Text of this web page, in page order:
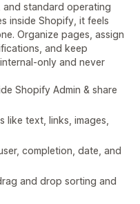
standard operating
inside Shopify, it feels
Organize pages, assign
and keep
only and never
Shopify Admin & share
like text, links, images,
completion, date, and
and drop sorting and